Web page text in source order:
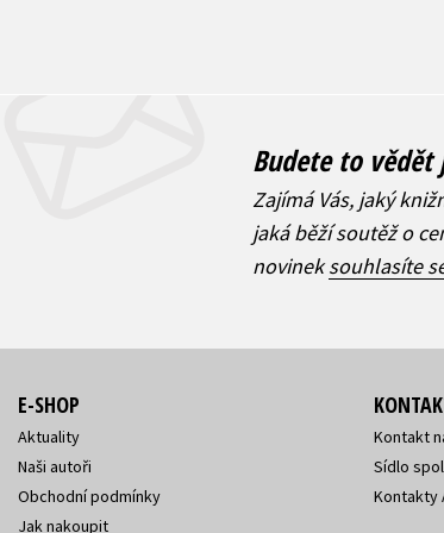
Budete to
Zajímá Vás, jaký
jaká běží soutěž o
novineksouhlasíte
E-SHOP
Aktuality
Naši autoři
Obchodní podmínky
Jak nakoupit
Kontakt
Sídlo
Kontakty